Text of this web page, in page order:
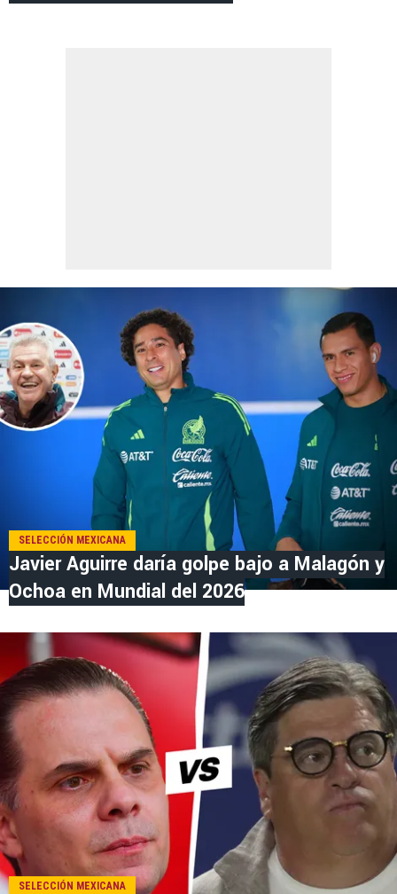
SELECCIÓN MEXICANA
Javier Aguirre daría golpe bajo a Malagón y
Ochoa en Mundial del 2026
SELECCIÓN MEXICANA